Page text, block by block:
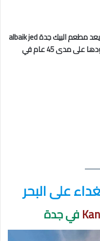
مطعم البيك جدة albaik jeddah. يعد مطعم البيك جدة albaik jed
dah من المطاعم التي تفخر بوجودها على مدى 45 عام في
على البحر
في جدة